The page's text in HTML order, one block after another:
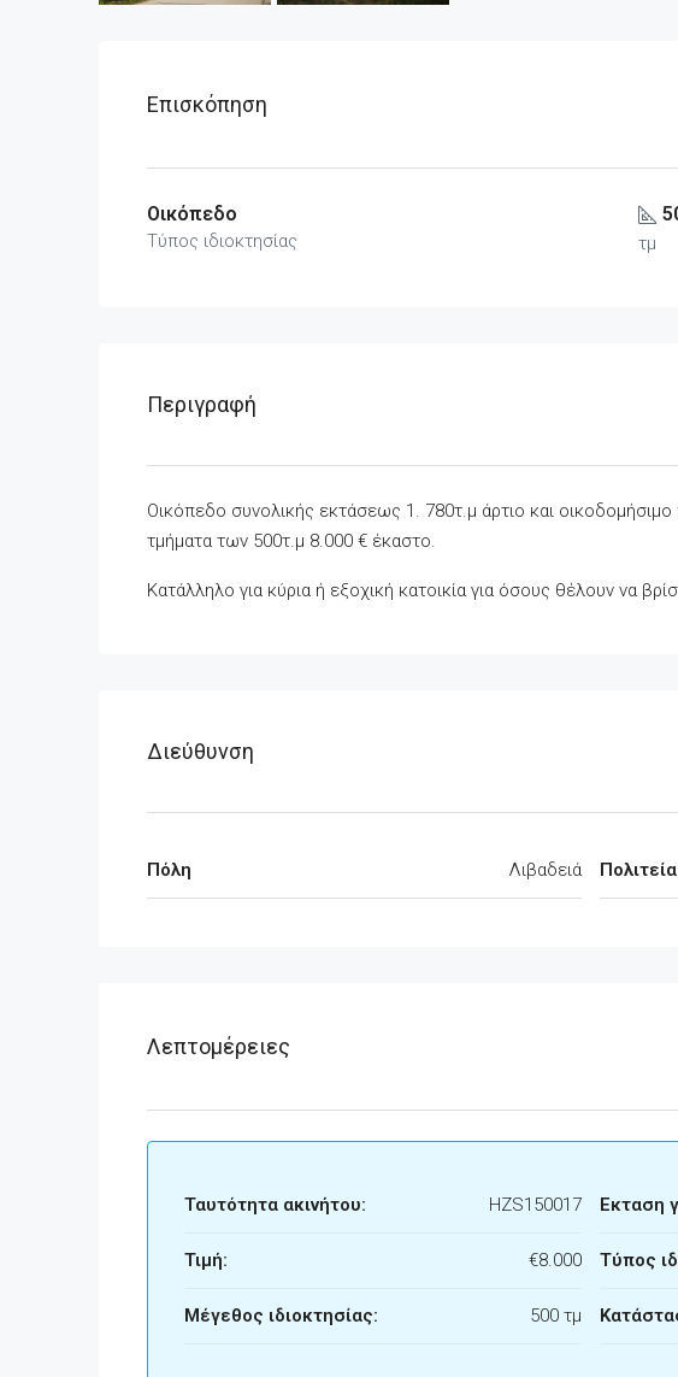
Επισκόπηση
Οικόπεδο
Τύπος ιδιοκτησίας τμ
Περιγραφή
Οικόπεδο συνολικής εκτάσεως 1. 780τ.μ άρτιο και
τμήματα των 500τ.μ 8.000 € έκαστο.
Κατάλληλο για κύρια ή εξοχική κατοικία για όσους θέλουν να
Διεύθυνση
Πόλη Λιβαδειά
Λεπτομέρειες
Ταυτότητα ακινήτου: HZS150017
Τιμή: €8.000
Μέγεθος ιδιοκτησίας: 500 τμ
Εκταση
Τύπος